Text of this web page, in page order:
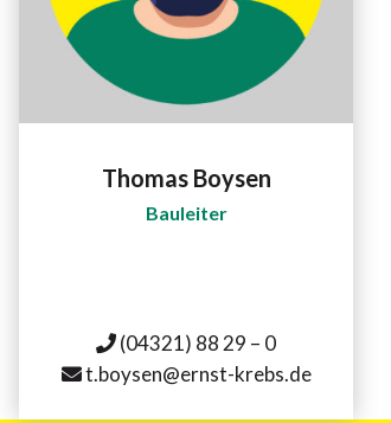
Thomas Boysen
Bauleiter
(04321) 88 29 – 0
t.boysen@ernst-krebs.de